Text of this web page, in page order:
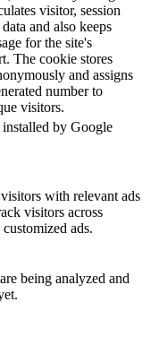
visitor, session
and also keeps
for the site's
The cookie stores
and assigns
number to
visitors.
by Google
with relevant ads
visitors across
ads.
being analyzed and